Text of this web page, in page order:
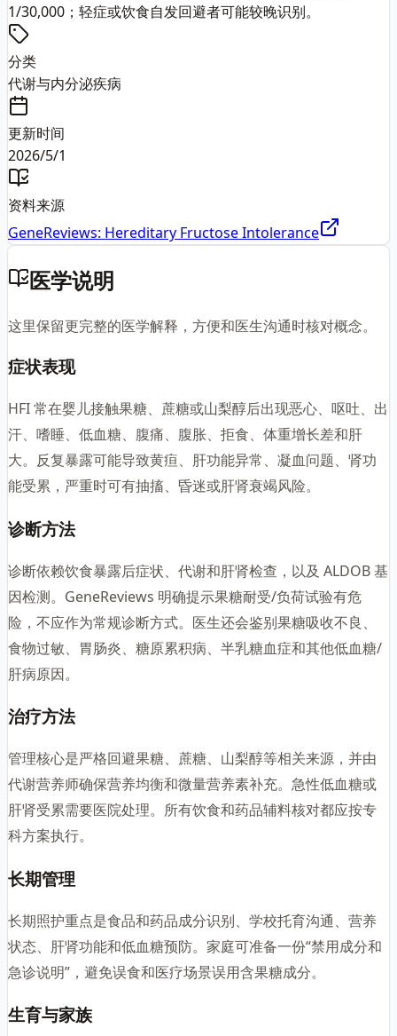
1/30,000；轻症或饮食自发回避者可能较晚识别。
分类
代谢与内分泌疾病
更新时间
2026/5/1
资料来源
GeneReviews: Hereditary Fructose Intolerance
医学说明
这里保留更完整的医学解释，方便和医生沟通时核对概念。
症状表现
HFI 常在婴儿接触果糖、蔗糖或山梨醇后出现恶心、呕吐、出
汗、嗜睡、低血糖、腹痛、腹胀、拒食、体重增长差和肝
大。反复暴露可能导致黄疸、肝功能异常、凝血问题、肾功
能受累，严重时可有抽搐、昏迷或肝肾衰竭风险。
诊断方法
诊断依赖饮食暴露后症状、代谢和肝肾检查，以及 ALDOB 基
因检测。GeneReviews 明确提示果糖耐受/负荷试验有危
险，不应作为常规诊断方式。医生还会鉴别果糖吸收不良、
食物过敏、胃肠炎、糖原累积病、半乳糖血症和其他低血糖/
肝病原因。
治疗方法
管理核心是严格回避果糖、蔗糖、山梨醇等相关来源，并由
代谢营养师确保营养均衡和微量营养素补充。急性低血糖或
肝肾受累需要医院处理。所有饮食和药品辅料核对都应按专
科方案执行。
长期管理
长期照护重点是食品和药品成分识别、学校托育沟通、营养
状态、肝肾功能和低血糖预防。家庭可准备一份“禁用成分和
急诊说明”，避免误食和医疗场景误用含果糖成分。
生育与家族